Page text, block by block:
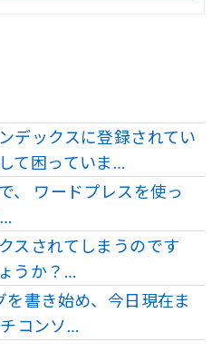
デックスに登録されてい
て困っていま…
、 ワードプレスを使っ
スされてしまうのです
うか？…
書き始め、今日現在ま
コンソ…